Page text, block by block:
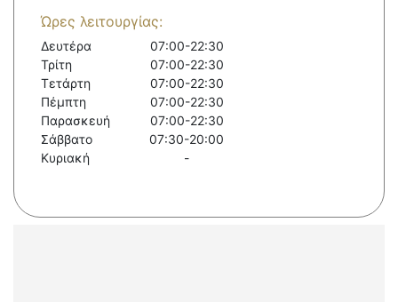
Ώρες λειτουργίας:
Δευτέρα
07:00-22:30
Τρίτη
07:00-22:30
Τετάρτη
07:00-22:30
Πέμπτη
07:00-22:30
Παρασκευή
07:00-22:30
Σάββατο
07:30-20:00
Κυριακή
-